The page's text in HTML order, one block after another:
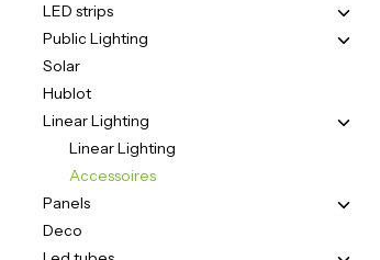
LED strips
Public Lighting
Solar
Hublot
Linear Lighting
Linear Lighting
Accessoires
Panels
Deco